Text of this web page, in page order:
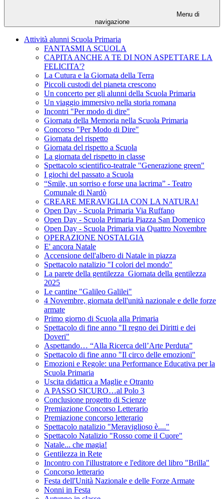
Menu di
navigazione
Attività alunni Scuola Primaria
FANTASMI A SCUOLA
CAPITA ANCHE A TE DI NON ASPETTARE LA
FELICITA'?
La Cutura e la Giornata della Terra
Piccoli custodi del pianeta crescono
Un concerto per gli alunni della Scuola Primaria
Un viaggio immersivo nella storia romana
Incontri "Per modo di dire"
Giornata della Memoria nella Scuola Primaria
Concorso "Per Modo di Dire"
Giornata del rispetto
Giornata del rispetto a Scuola
La giornata del rispetto in classe
Spettacolo scientifico-teatrale "Generazione green"
I giochi del passato a Scuola
“Smile, un sorriso e forse una lacrima” - Teatro
Comunale di Nardò
CREARE MERAVIGLIA CON LA NATURA!
Open Day - Scuola Primaria Via Ruffano
Open Day - Scuola Primaria Piazza San Domenico
Open Day - Scuola Primaria via Quattro Novembre
OPERAZIONE NOSTALGIA
E' ancora Natale
Accensione dell'albero di Natale in piazza
Spettacolo natalizio "I colori del mondo"
La parete della gentilezza_Giornata della gentilezza
2025
Le cantine "Galileo Galilei"
4 Novembre, giornata dell'unità nazionale e delle forze
armate
Primo giorno di Scuola alla Primaria
Spettacolo di fine anno "Il regno dei Diritti e dei
Doveri"
Aspettando… “Alla Ricerca dell’Arte Perduta”
Spettacolo di fine anno "Il circo delle emozioni"
Emozioni e Regole: una Performance Educativa per la
Scuola Primaria
Uscita didattica a Maglie e Otranto
A PASSO SICURO…al Polo 3
Conclusione progetto di Scienze
Premiazione Concorso Letterario
Premiazione concorso letterario
Spettacolo natalizio "Meraviglioso è...."
Spettacolo Natalizio "Rosso come il Cuore"
Natale... che magia!
Gentilezza in Rete
Incontro con l'illustratore e l'editore del libro "Brilla"
Concorso letterario
Festa dell'Unità Nazionale e delle Forze Armate
Nonni in Festa